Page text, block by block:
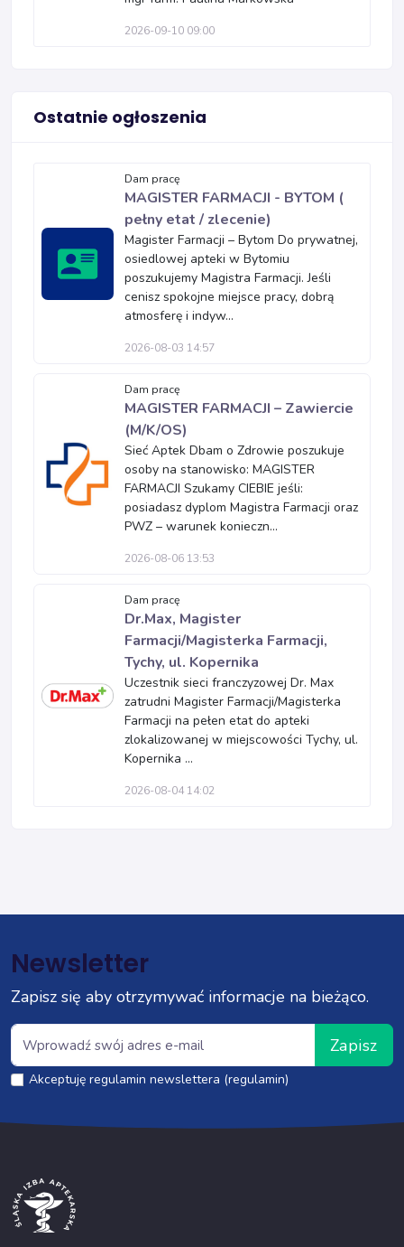
2026-09-10 09:00
Ostatnie ogłoszenia
Dam pracę
MAGISTER FARMACJI - BYTOM (
pełny etat / zlecenie)
Magister Farmacji – Bytom Do prywatnej,
osiedlowej apteki w Bytomiu
poszukujemy Magistra Farmacji. Jeśli
cenisz spokojne miejsce pracy, dobrą
atmosferę i indyw...
2026-08-03 14:57
Dam pracę
MAGISTER FARMACJI – Zawiercie
(M/K/OS)
Sieć Aptek Dbam o Zdrowie poszukuje
osoby na stanowisko: MAGISTER
FARMACJI Szukamy CIEBIE jeśli:
posiadasz dyplom Magistra Farmacji oraz
PWZ – warunek konieczn...
2026-08-06 13:53
Dam pracę
Dr.Max, Magister
Farmacji/Magisterka Farmacji,
Tychy, ul. Kopernika
Uczestnik sieci franczyzowej Dr. Max
zatrudni Magister Farmacji/Magisterka
Farmacji na pełen etat do apteki
zlokalizowanej w miejscowości Tychy, ul.
Kopernika ...
2026-08-04 14:02
Newsletter
Zapisz się aby otrzymywać informacje na bieżąco.
Zapisz
Akceptuję regulamin newslettera (regulamin)